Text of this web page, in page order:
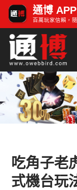
通博 APP
百萬玩家信賴，
吃角子老
式機台玩